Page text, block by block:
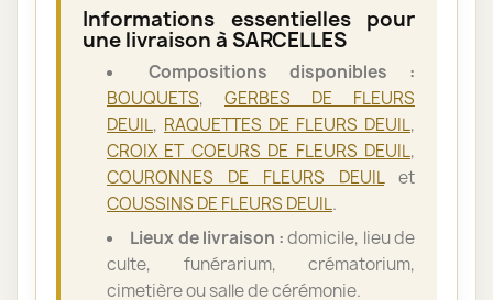
Informations essentielles pour
une livraison à SARCELLES
Compositions disponibles :
BOUQUETS, GERBES DE FLEURS
DEUIL, RAQUETTES DE FLEURS DEUIL,
CROIX ET COEURS DE FLEURS DEUIL,
COURONNES DE FLEURS DEUILet
COUSSINS DE FLEURS DEUIL.
Lieux de livraison :domicile, lieu de
culte, funérarium, crématorium,
cimetière ou salle de cérémonie.